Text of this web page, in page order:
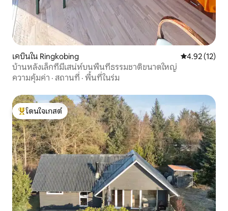
เคบินใน Ringkobing คะแนนเฉลี่ย
4.92 (12)
บ้านหลังเล็กที่มีเสน่ห์บนพื้นที่ธรรมชาติขนาดใหญ่
ความคุ้มค่า · สถานที่ · พื้นที่ในร่ม
โดนใจเกสต์ที่สุด
โดนใจเกสต์